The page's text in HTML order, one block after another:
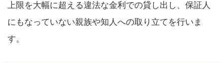
上限を大幅に超える違法な金利での貸し出し、保証人
にもなっていない親族や知人への取り立てを行いま
す。